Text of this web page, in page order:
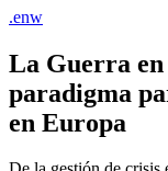
.enw
La Guerra en
paradigma
en Europa